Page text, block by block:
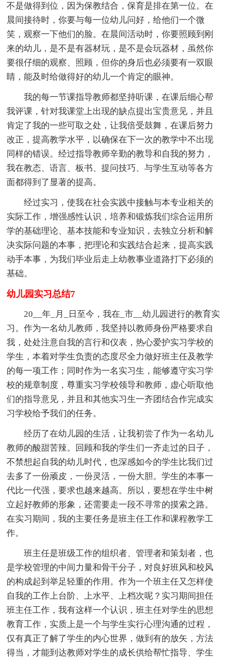
不是做得到位，因为保教结合，保育是排在第一位。在
晨间接待时，你要与每一位幼儿问好，给他们一个微
笑，观察一下他们的脸。在晨间活动时，你要照顾到刚
来的幼儿，是不是有器材玩，是不是会玩器材，虽然你
要很仔细的观察、照顾，但你的身后也必须要有一双眼
睛，能及时给做得好的幼儿一个肯定的眼神。
我的每一节课指导教师都坚持听课，在课后细心帮
我评课，针对我课堂上出现的缺点提出宝贵意见，并且
肯定了我的一些可取之处，让我倍受鼓舞，在课后努力
改正，提高教学水平，以确保在下一次的教学中不出现
同样的错误。经过指导教师辛勤的教导和自我的努力，
我在教态、语言、板书、提问技巧、与学生互动等各方
面都得到了显著的提高。
经过实习，使我在社会实践中接触与本专业相关的
实际工作，增强感性认识，培养和锻炼我们综合运用所
学的基础理论、基本技能和专业知识，去独立分析和解
决实际问题的本事，把理论和实践结合起来，提高实践
动手本事，为我们毕业后走上幼教事业道路打下必须的
基础。
幼儿园实习总结7
20__年_月_日至今，我在_市__幼儿园进行的教育实
习。作为一名幼儿教师，我坚持以教师身份严格要求自
我，处处注意自我的言行和仪表，热心爱护实习学校的
学生，本着对学生负责的态度尽全力做好班主任及教学
的每一项工作；同时作为一名实习生，能够遵守实习学
校的规章制度，尊重实习学校领导和教师，虚心听取他
们的指导意见，并且和其他实习生一齐团结合作完成实
习学校给予我们的任务。
经历了在幼儿园的生活，让我初尝了作为一名幼儿
教师的酸甜苦辣。回顾和我的学生们一齐走过的日子，
不禁想起自我的幼儿时代，也深感如今的学生比我们过
去多了一份顽皮，一份灵活，一份大胆。学生的本事一
代比一代强，要求也越来越高。所以，要想在学生中树
立起好教师的形象，还需要走一段不寻常的摸索之路。
在实习期间，我的主要任务是班主任工作和课程教学工
作。
班主任是班级工作的组织者、管理者和策划者，也
是学校管理的中间力量和骨干分子，对良好班风和校风
的构成起到举足轻重的作用。作为一个班主任又怎样使
自我的工作上台阶、上水平、上档次呢？实习期间担任
班主任工作，我有这样一个认识，班主任对学生的思想
教育工作，实质上是一个与学生实行心理沟通的过程，
仅有真正了解了学生的内心世界，做到有的放矢，方法
得当，才能到达教师对学生的成长供给帮忙指导、学生